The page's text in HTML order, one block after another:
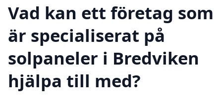
Vad kan ett företag som
är specialiserat på
solpaneler i Bredviken
hjälpa till med?